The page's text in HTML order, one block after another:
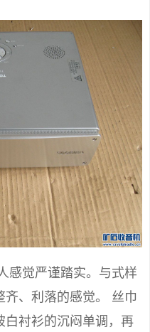
感觉严谨踏实。与式样
、利落的感觉。 丝巾
白衬衫的沉闷单调，再